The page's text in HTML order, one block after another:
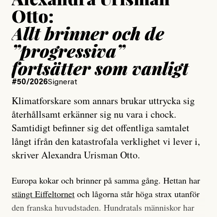
Otto:
Allt brinner och de
”progressiva”
fortsätter som vanligt
#50/2026Signerat
Klimatforskare som annars brukar uttrycka sig
återhållsamt erkänner sig nu vara i chock.
Samtidigt befinner sig det offentliga samtalet
långt ifrån den katastrofala verklighet vi lever i,
skriver Alexandra Urisman Otto.
Europa kokar och brinner på samma gång. Hettan har
stängt Eiffeltornet och lågorna står höga strax utanför
den franska huvudstaden. Hundratals människor har